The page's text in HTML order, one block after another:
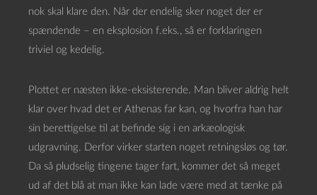
nok skal klare den. Når der endelig sker noget der er
spændende – en eksplosion f.eks., så er forklaringen
triviel og kedelig.
Plottet er næsten ikke-eksisterende. Man bliver aldrig helt
klar over hvad det er Athenas far kan, og hvorfra han har
sin berettigelse til at befinde sig i en arkæologisk
udgravning. Derfor virker starten noget retningsløs og tør.
Da så pludselig tingene tager fart, kommer det så meget
ud af det blå at man ikke kan lade være med at tænke på